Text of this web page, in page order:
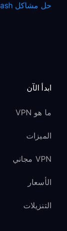
حل مشاكل Clash
ابدأ الآن
ما هو VPN
الميزات
VPN مجاني
الأسعار
التنزيلات